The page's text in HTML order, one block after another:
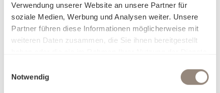
Verwendung unserer Website an unsere Partner für
soziale Medien, Werbung und Analysen weiter. Unsere
Partner führen diese Informationen möglicherweise mit
weiteren Daten zusammen, die Sie ihnen bereitgestellt
Notwendig